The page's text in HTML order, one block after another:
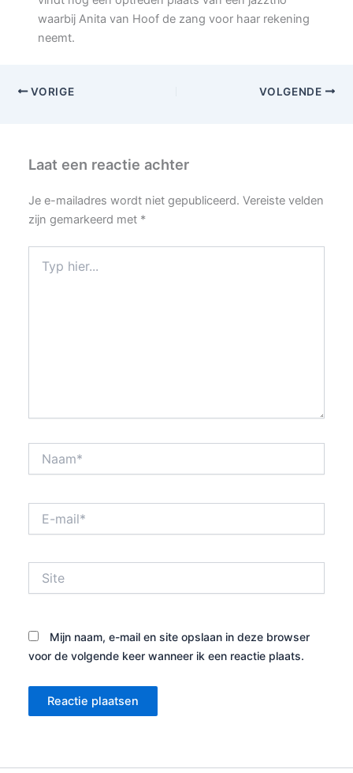
waarbij Anita van Hoof de zang voor haar rekening
neemt.
VORIGE VOLGENDE
Laat een reactie achter
Je e-mailadres wordt niet gepubliceerd. Vereiste velden
zijn gemarkeerd met *
hier...
mail*
Mijn naam, e-mail en site opslaan in deze browser
voor de volgende keer wanneer ik een reactie plaats.